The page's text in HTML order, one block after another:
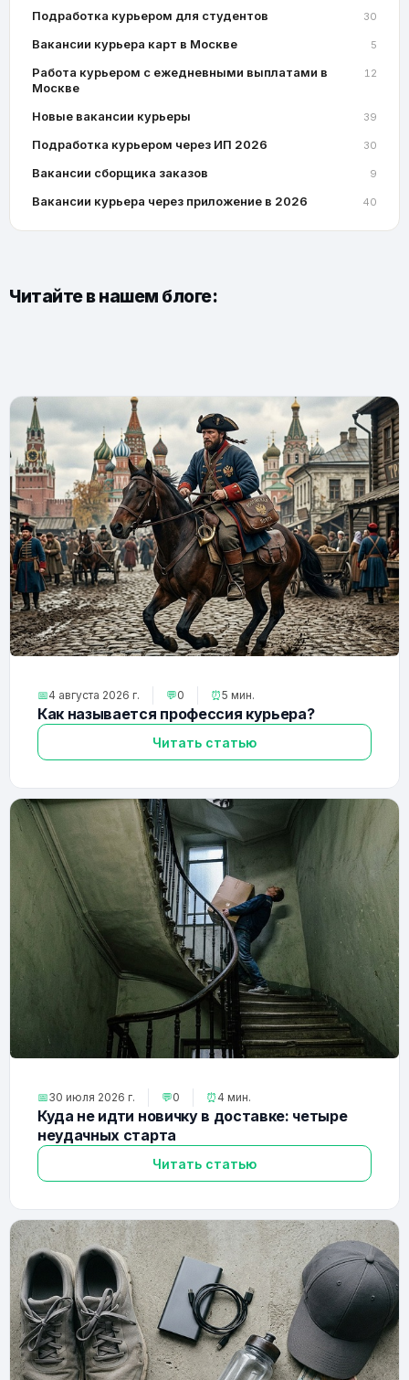
Подработка курьером для студентов 30
Вакансии курьера карт в Москве 5
Работа курьером с ежедневными выплатами в
Москве
12
Новые вакансии курьеры 39
Подработка курьером через ИП 2026 30
Вакансии сборщика заказов 9
Вакансии курьера через приложение в 2026 40
Читайте в нашем блоге:
📅4 августа 2026 г. 💬0 ⏰5 мин.
Как называется профессия курьера?
Читать статью
📅30 июля 2026 г. 💬0 ⏰ 4 мин.
Куда не идти новичку в доставке: четыре
неудачных старта
Читать статью